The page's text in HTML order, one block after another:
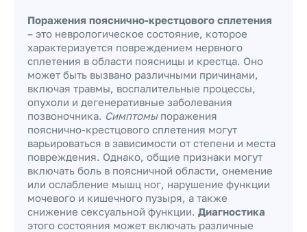
Поражения пояснично-крестцового сплетения
– это неврологическое состояние, которое
характеризуется повреждением нервного
сплетения в области поясницы и крестца. Оно
может быть вызвано различными причинами,
включая травмы, воспалительные процессы,
опухоли и дегенеративные заболевания
позвоночника. Симптомыпоражения
пояснично-крестцового сплетения могут
варьироваться в зависимости от степени и места
повреждения. Однако, общие признаки могут
включать боль в поясничной области, онемение
или ослабление мышц ног, нарушение функции
мочевого и кишечного пузыря, а также
снижение сексуальной функции. Диагностика
этого состояния может включать различные